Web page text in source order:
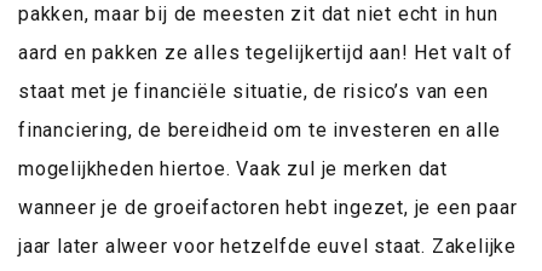
pakken, maar bij de meesten zit dat niet echt in hun
aard en pakken ze alles tegelijkertijd aan! Het valt of
staat met je financiële situatie, de risico’s van een
financiering, de bereidheid om te investeren en alle
mogelijkheden hiertoe. Vaak zul je merken dat
wanneer je de groeifactoren hebt ingezet, je een paar
jaar later alweer voor hetzelfde euvel staat. Zakelijke